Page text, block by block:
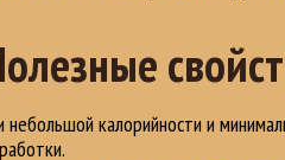
калорийности и